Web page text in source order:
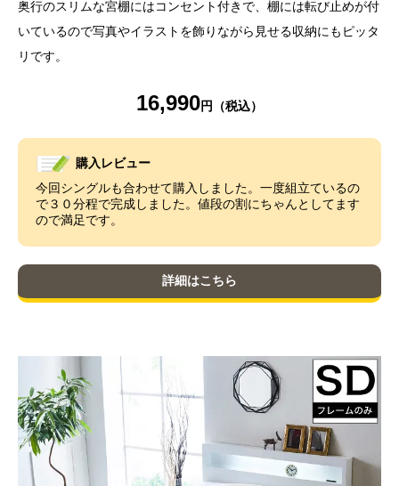
奥行のスリムな宮棚にはコンセント付きで、棚には転び止めが付
いているので写真やイラストを飾りながら見せる収納にもピッタ
リです。
16,990
購入レビュー
今回シングルも合わせて購入しました。一度組立ているの
で３０分程で完成しました。値段の割にちゃんとしてます
ので満足です。
詳細はこちら